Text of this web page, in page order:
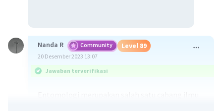
Nanda R Community Level 89
20 Desember 2023 13:07
Jawaban terverifikasi